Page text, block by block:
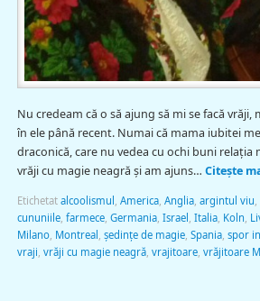
Nu credeam că o să ajung să mi se facă vrăji,
în ele până recent. Numai că mama iubitei
draconică, care nu vedea cu ochi buni relaţia
vrăji cu magie neagră şi am ajuns… Citește
Etichetat alcoolismul America, Anglia, argintul viu
cununiile, farmece, Germania, Israel Italia, Koln
Milano, Montreal şedinţe de magie, Spania, spor
vraji vrăji cu magie neagră, vrajitoare, vrăjitoare